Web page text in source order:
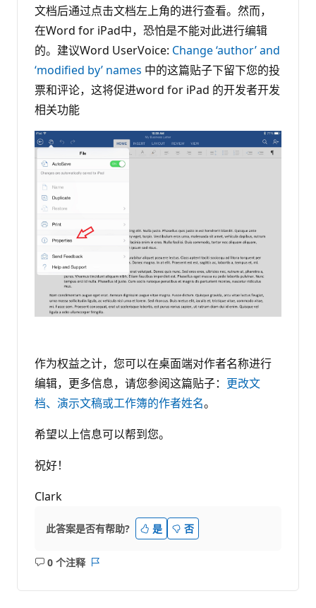
文档后通过点击文档左上角的进行查看。然而，
在Word for iPad中，恐怕是不能对此进行编辑
的。建议Word UserVoice: Change ‘author’ and
‘modified by’ names 中的这篇贴子下留下您的投
票和评论，这将促进word for iPad 的开发者开发
相关功能
作为权益之计，您可以在桌面端对作者名称进行
编辑，更多信息，请您参阅这篇贴子： 更改文
档、演示文稿或工作簿的作者姓名。
希望以上信息可以帮到您。
祝好！
Clark
此答案是否有帮助? 是 否
0 个注释
无